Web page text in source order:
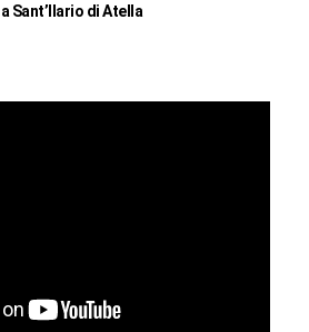
Sant’Ilario di Atella